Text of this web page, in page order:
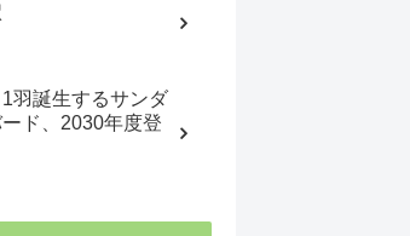
1羽誕生するサンダ
ド、2030年度登